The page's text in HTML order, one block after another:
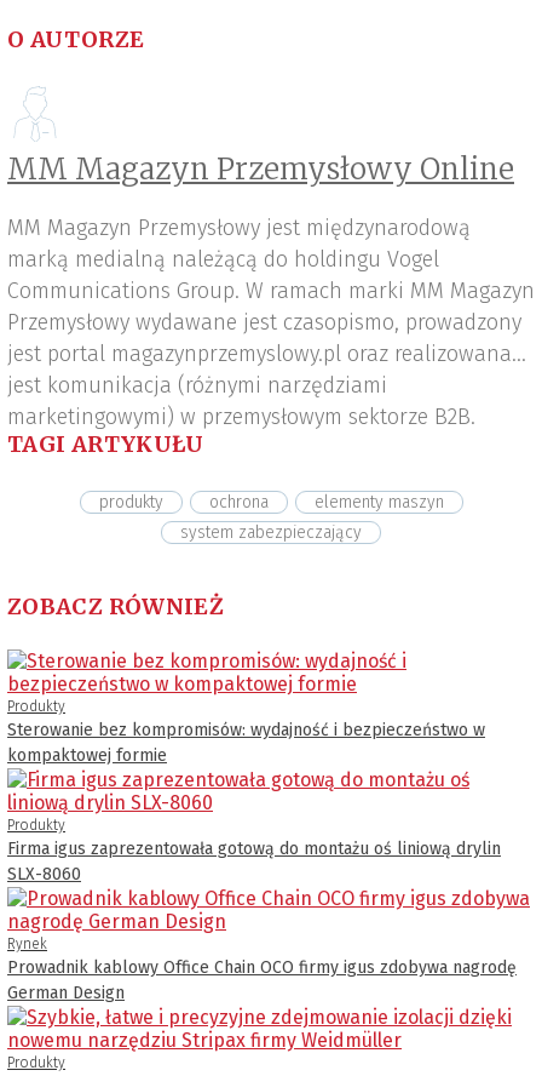
O AUTORZE
MM Magazyn Przemysłowy Online
MM Magazyn Przemysłowy jest międzynarodową
marką medialną należącą do holdingu Vogel
Communications Group. W ramach marki MM Magazyn
Przemysłowy wydawane jest czasopismo, prowadzony
jest portal magazynprzemyslowy.pl oraz realizowana
jest komunikacja (różnymi narzędziami
marketingowymi) w przemysłowym sektorze B2B.
TAGI ARTYKUŁU
produkty ochrona
elementy maszyn
system zabezpieczający
ZOBACZ RÓWNIEŻ
Produkty
Sterowanie bez kompromisów: wydajność i bezpieczeństwo w
kompaktowej formie
Produkty
Firma igus zaprezentowała gotową do montażu oś liniową drylin
SLX-8060
Rynek
Prowadnik kablowy Office Chain OCO firmy igus zdobywa nagrodę
German Design
Produkty